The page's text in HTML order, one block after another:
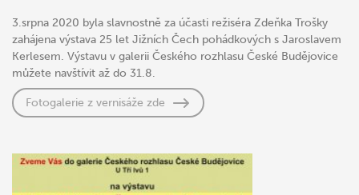
3.srpna 2020 byla slavnostně za účasti režiséra Zdeňka Trošky
zahájena výstava 25 let Jižních Čech pohádkových s Jaroslavem
Kerlesem. Výstavu v galerii Českého rozhlasu České Budějovice
můžete navštívit až do 31.8.
Fotogalerie z vernisáže zde